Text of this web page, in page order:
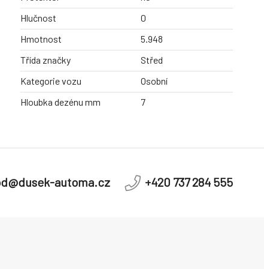
Hlučnost
0
Hmotnost
5.948
Třída značky
Střed
Kategorie vozu
Osobní
Hloubka dezénu mm
7
automa.cz +420 737 284 555